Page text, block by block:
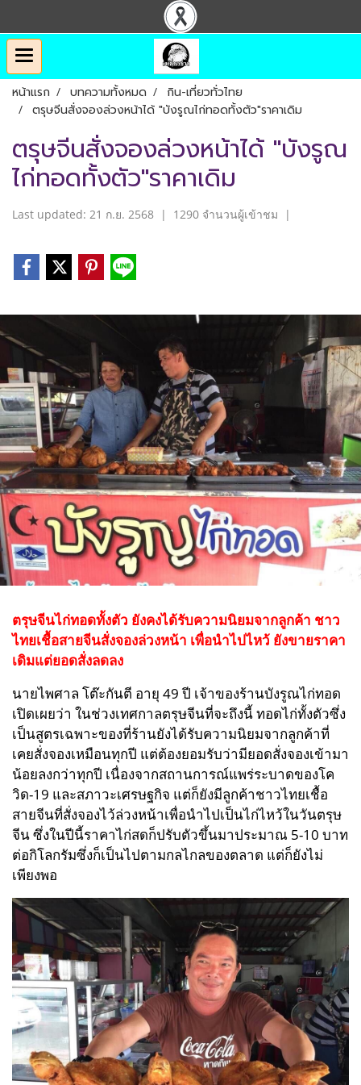
หน้าแรก บทความทั้งหมด
กิน-เที่ยวทั่วไทย
ตรุษจีนสั่งจองล่วงหน้าได้ "บังรูณไก่ทอดทั้งตัว"ราคาเดิม
ตรุษจีนสั่งจองล่วงหน้าได้ "บังรูณ
ไก่ทอดทั้งตัว"ราคาเดิม
Last updated: 21 ก.ย. 2568 | 1290 จำนวนผู้เข้าชม |
ตรุษจีนไก่ทอดทั้งตัว ยังคงได้รับความนิยมจากลูกค้า ชาว
ไทยเชื้อสายจีนสั่งจองล่วงหน้า เพื่อนำไปไหว้ ยังขายราคา
เดิมแต่ยอดสั่งลดลง
นายไพศาล โต๊ะกันตี อายุ 49 ปี เจ้าของร้านบังรูณไก่ทอด
เปิดเผยว่า ในช่วงเทศกาลตรุษจีนที่จะถึงนี้ ทอดไก่ทั้งตัวซึ่ง
เป็นสูตรเฉพาะของที่ร้านยังได้รับความนิยมจากลูกค้าที่
เคยสั่งจองเหมือนทุกปี แต่ต้องยอมรับว่ามียอดสั่งจองเข้ามา
น้อยลงกว่าทุกปี เนื่องจากสถานการณ์แพร่ระบาดของโค
วิด-19 และสภาวะเศรษฐกิจ แต่ก็ยังมีลูกค้าชาวไทยเชื้อ
สายจีนที่สั่งจองไว้ล่วงหน้าเพื่อนำไปเป็นไก่ไหว้ในวันตรุษ
จีน ซึ่งในปีนี้ราคาไก่สดก็ปรับตัวขึ้นมาประมาณ 5-10 บาท
ต่อกิโลกรัมซึ่งก็เป็นไปตามกลไกลของตลาด แต่ก็ยังไม่
เพียงพอ